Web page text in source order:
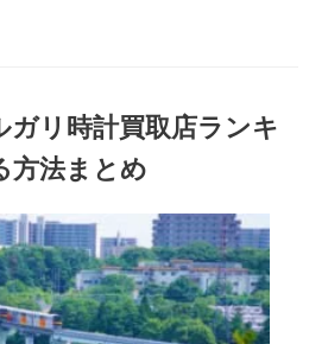
ガリ時計買取店ランキ
方法まとめ